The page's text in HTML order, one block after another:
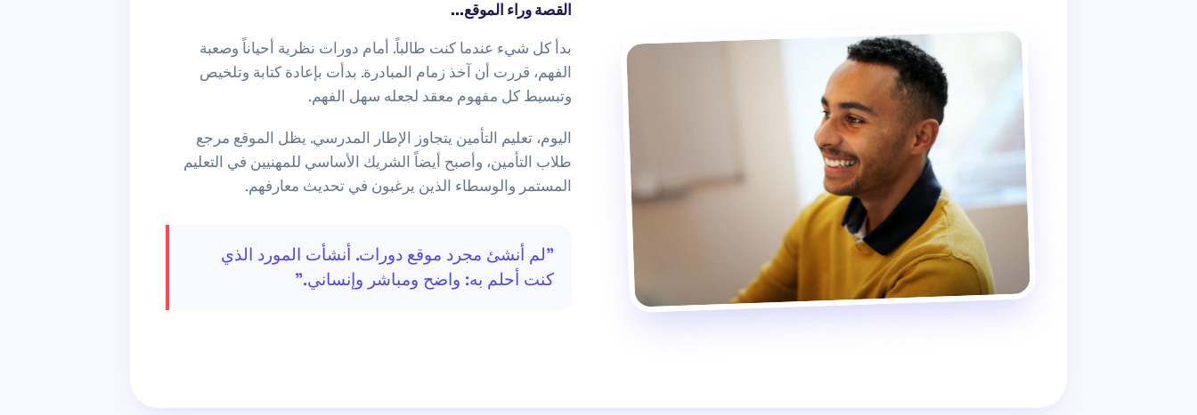
القصة وراء الموقع...
بدأ كل شيء عندما كنت طالباً. أمام دورات نظرية أحياناً وصعبة
الفهم، قررت أن آخذ زمام المبادرة. بدأت بإعادة كتابة وتلخيص
وتبسيط كل مفهوم معقد لجعله سهل الفهم.
اليوم، تعليم التأمين يتجاوز الإطار المدرسي. يظل الموقع مرجع
طلاب التأمين، وأصبح أيضاً الشريك الأساسي للمهنيين في التعليم
المستمر والوسطاء الذين يرغبون في تحديث معارفهم.
"لم أنشئ مجرد موقع دورات. أنشأت المورد الذي
كنت أحلم به: واضح ومباشر وإنساني."